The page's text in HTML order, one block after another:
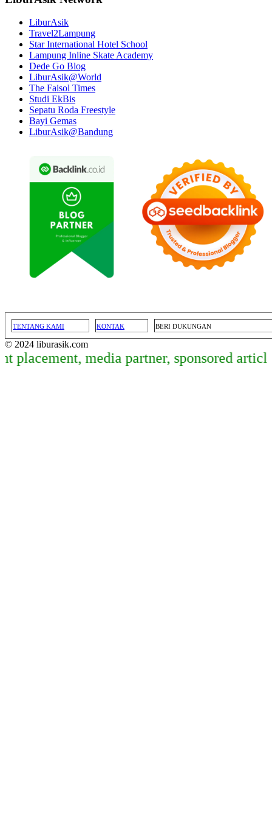
LiburAsik
Travel2Lampung
Star International Hotel School
Lampung Inline Skate Academy
Dede Go Blog
LiburAsik@World
The Faisol Times
Studi EkBis
Sepatu Roda Freestyle
Bayi Gemas
LiburAsik@Bandung
TENTANG KAMI KONTAK BERI DUKUNGAN
© 2024 liburasik.com
media partner, sponsored article,